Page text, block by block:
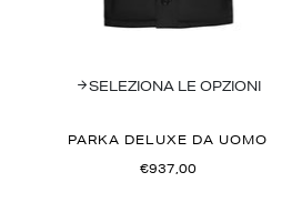
SELEZIONA LE OPZIONI
PARKA DELUXE DA UOMO
€937,00